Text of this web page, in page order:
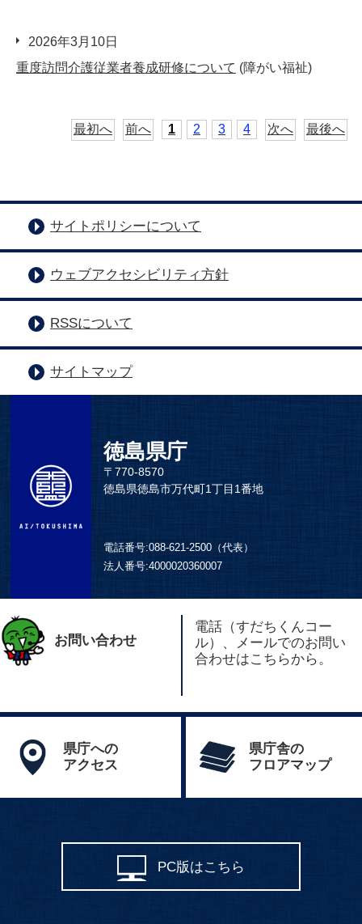
2026年3月10日
重度訪問介護従業者養成研修について (障がい福祉)
最初へ 前へ 1 2 3 4 次へ 最後へ
サイトポリシーについて
ウェブアクセシビリティ方針
RSSについて
サイトマップ
徳島県庁
〒770-8570
徳島県徳島市万代町1丁目1番地
電話番号:088-621-2500（代表）
法人番号:4000020360007
お問い合わせ
電話（すだちくんコー
ル）、メールでのお問い
合わせはこちらから。
県庁への
アクセス
県庁舎の
フロアマップ
PC版はこちら